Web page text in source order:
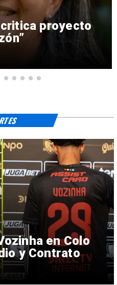
proyecto
en Colo
y Contrato